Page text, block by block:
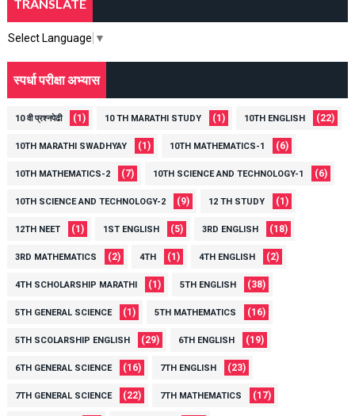
TRANSLATE
Select Language ▼
स्पर्धा परीक्षा अभ्यास
10 वी प्रश्नपेढी (1) 10 TH MARATHI STUDY (1) 10TH ENGLISH (22)
10TH MARATHI SWADHYAY (1) 10TH MATHEMATICS-1 (6)
10TH MATHEMATICS-2 (7) 10TH SCIENCE AND TECHNOLOGY-1 (6)
10TH SCIENCE AND TECHNOLOGY-2 (9) 12 TH STUDY (1)
12TH NEET (1) 1ST ENGLISH (5) 3RD ENGLISH (18)
3RD MATHEMATICS (2) 4TH (1) 4TH ENGLISH (2)
4TH SCHOLARSHIP MARATHI (1) 5TH ENGLISH (38)
5TH GENERAL SCIENCE (1) 5TH MATHEMATICS (16)
5TH SCOLARSHIP ENGLISH (29) 6TH ENGLISH (19)
6TH GENERAL SCIENCE (16) 7TH ENGLISH (23)
7TH GENERAL SCIENCE (22) 7TH MATHEMATICS (17)